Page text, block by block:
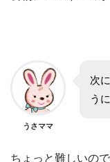
うさママ
次
う
ちょっと難しいの